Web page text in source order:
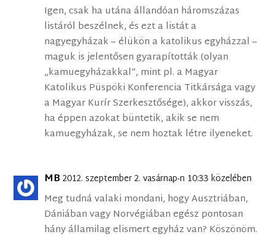
Igen, csak ha utána állandóan háromszázas
listáról beszélnek, és ezt a listát a
nagyegyházak – élükön a katolikus egyházzal –
maguk is jelentősen gyarapították (olyan
„kamuegyházakkal”, mint pl. a Magyar
Katolikus Püspöki Konferencia Titkársága vagy
a Magyar Kurír Szerkesztősége), akkor visszás,
ha éppen azokat büntetik, akik se nem
kamuegyházak, se nem hoztak létre ilyeneket.
MB 2012. szeptember 2. vasárnap-n 10:33 közelében
Meg tudná valaki mondani, hogy Ausztriában,
Dániában vagy Norvégiában egész pontosan
hány államilag elismert egyház van? Köszönöm.